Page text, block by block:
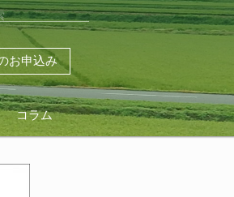
お申込み
コラム